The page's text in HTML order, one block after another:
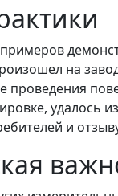
на
проведения
удалось
и